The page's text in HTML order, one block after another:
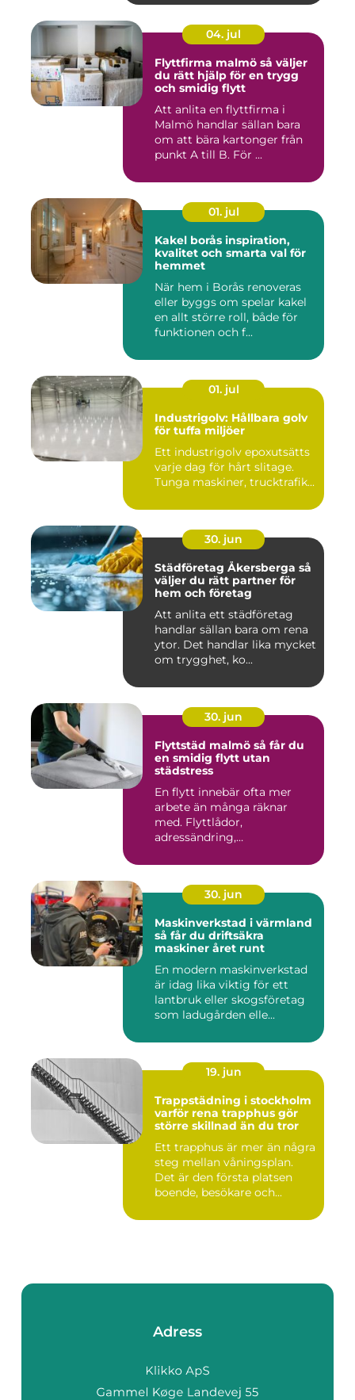
04. jul
Flyttfirma malmö så väljer
du rätt hjälp för en trygg
och smidig flytt
Att anlita en flyttfirma i
Malmö handlar sällan bara
om att bära kartonger från
punkt A till B. För ...
01. jul
Kakel borås inspiration,
kvalitet och smarta val för
hemmet
När hem i Borås renoveras
eller byggs om spelar kakel
en allt större roll, både för
funktionen och f...
01. jul
Industrigolv: Hållbara golv
för tuffa miljöer
Ett industrigolv epoxutsätts
varje dag för hårt slitage.
Tunga maskiner, trucktrafik...
30. jun
Städföretag Åkersberga så
väljer du rätt partner för
hem och företag
Att anlita ett städföretag
handlar sällan bara om rena
ytor. Det handlar lika mycket
om trygghet, ko...
30. jun
Flyttstäd malmö så får du
en smidig flytt utan
städstress
En flytt innebär ofta mer
arbete än många räknar
med. Flyttlådor,
adressändring,
30. jun
Maskinverkstad i värmland
så får du driftsäkra
maskiner året runt
En modern maskinverkstad
är idag lika viktig för ett
lantbruk eller skogsföretag
som ladugården elle...
19. jun
Trappstädning i stockholm
varför rena trapphus gör
större skillnad än du tror
Ett trapphus är mer än några
steg mellan våningsplan.
Det är den första platsen
boende, besökare och...
Adress